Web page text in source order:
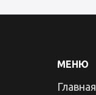
МЕНЮ
Главная